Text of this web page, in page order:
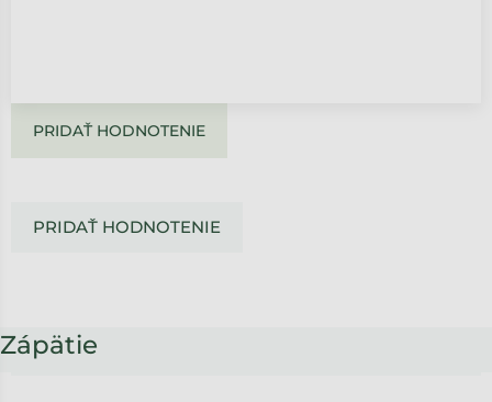
PRIDAŤ HODNOTENIE
PRIDAŤ HODNOTENIE
Zápätie